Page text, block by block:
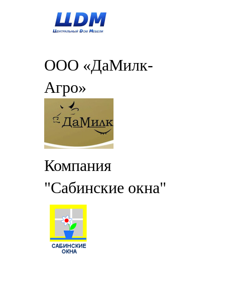
ООО «ДаМилк-
Агро»
Компания
"Сабинские окна"